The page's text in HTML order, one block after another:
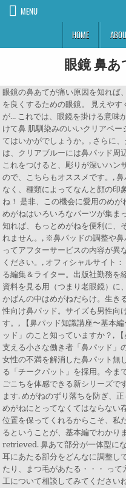
MENU
HOME
眼鏡 鼻あ
眼鏡の鼻あてが痛い原因を知れば
を良くするための眼鏡。 見えや
が… これでは、眼鏡を掛ける意味
けて鼻 肌馴染みのいいクリアベ
てはいかがでしょうか。, さらに
は、クリアブルーには鼻パッド周
これをつけると、彫りが深いハン
ので、こちらもオススメです。,
なく、種類によってなんと顔の印
ね！ 是非、この機会に愛用のめ
めがねはいろいろなパーツが集ま
知れば、もっとめがねを便利に、
れません。, ※鼻パッドの調整や
ってアフターサービスの内容が異
ください。, オフィシャルサイ
る編集＆ライター。出版社勤務を
資料を見る用（つまり老眼鏡）に
かばんの中はめがねだらけ。生き
性向け鼻パッド。サイズも男性向
す。, 【鼻パッド知識講座〜基本
ッド」のこと知っていますか？,
支える小さな働き者「鼻パッド」
女性の不満を解消した鼻パット無
る「チークパット」を採用。今ま
ごこちを体感できる新シリーズで
ます. めがねのずり落ちを防ぎ、
めがねにとってなくてはならない
位置を保ってくれるからこそ、私
るということが、基本編でわか
retrieved. 鼻あて部分が一体型に
耳にあたる部分をどんなに調整し
たり、まつ毛があたる・・・ っ
工について相談してみてください